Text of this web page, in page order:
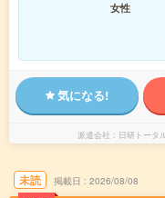
女性
気になる!
派遣会社 日研トータ
未読 掲載日 2026/08/08